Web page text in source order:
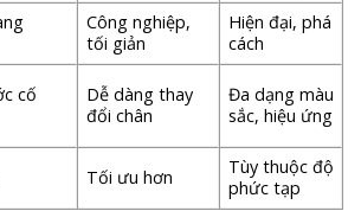
Công nghiệp,
tối giản
Hiện đại, phá
cách
cố
Dễ dàng thay
đổi chân
Đa dạng màu
sắc, hiệu ứng
Tối ưu hơn
Tùy thuộc độ
phức tạp